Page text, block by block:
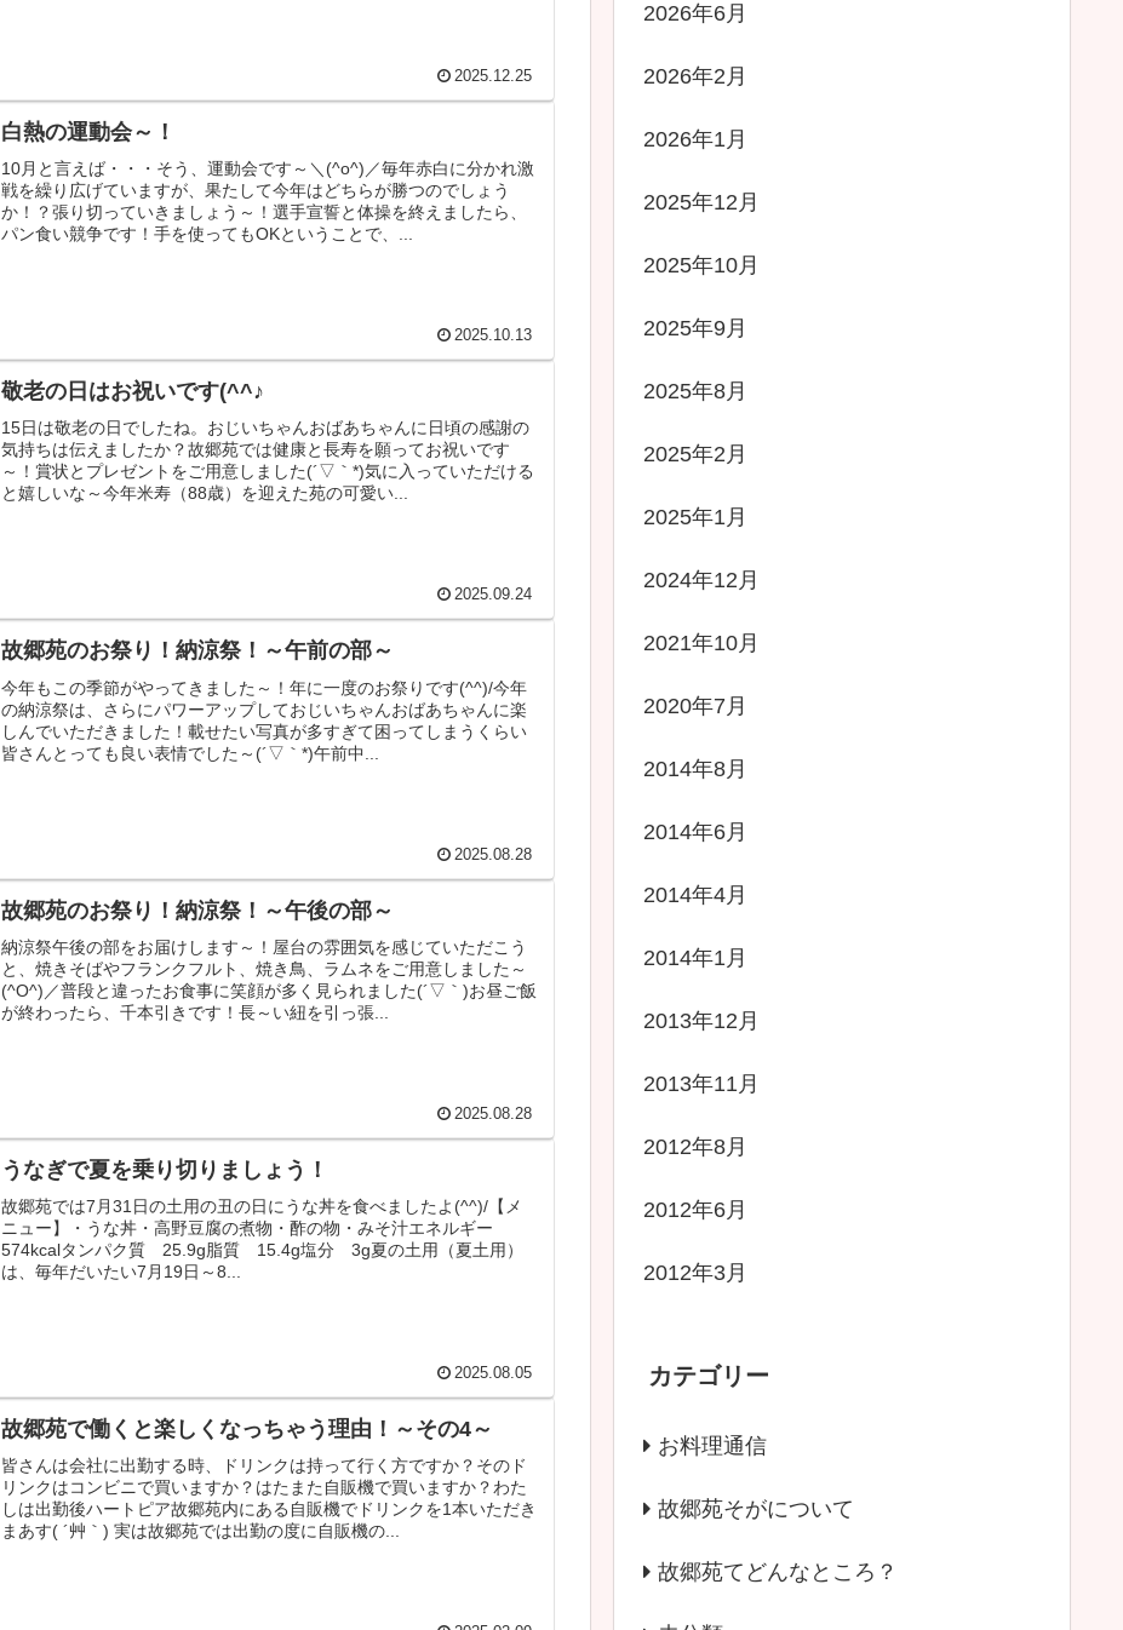
2025.12.25
白熱の運動会～！
10月と言えば・・・そう、運動会です～＼(^o^)／毎年赤白に分かれ激
戦を繰り広げていますが、果たして今年はどちらが勝つのでしょう
か！？張り切っていきましょう～！選手宣誓と体操を終えましたら、
パン食い競争です！手を使ってもOKということで、...
2025.10.13
敬老の日はお祝いです(^^♪
15日は敬老の日でしたね。おじいちゃんおばあちゃんに日頃の感謝の
気持ちは伝えましたか？故郷苑では健康と長寿を願ってお祝いです
～！賞状とプレゼントをご用意しました(´▽｀*)気に入っていただける
と嬉しいな～今年米寿（88歳）を迎えた苑の可愛い...
2025.09.24
故郷苑のお祭り！納涼祭！～午前の部～
今年もこの季節がやってきました～！年に一度のお祭りです(^^)/今年
の納涼祭は、さらにパワーアップしておじいちゃんおばあちゃんに楽
しんでいただきました！載せたい写真が多すぎて困ってしまうくらい
皆さんとっても良い表情でした～(´▽｀*)午前中...
2025.08.28
故郷苑のお祭り！納涼祭！～午後の部～
納涼祭午後の部をお届けします～！屋台の雰囲気を感じていただこう
と、焼きそばやフランクフルト、焼き鳥、ラムネをご用意しました～
(^O^)／普段と違ったお食事に笑顔が多く見られました(´▽｀)お昼ご飯
が終わったら、千本引きです！長～い紐を引っ張...
2025.08.28
うなぎで夏を乗り切りましょう！
故郷苑では7月31日の土用の丑の日にうな丼を食べましたよ(^^)/【メ
ニュー】・うな丼・高野豆腐の煮物・酢の物・みそ汁エネルギー
574kcalタンパク質 25.9g脂質 15.4g塩分 3g夏の土用（夏土用）
は、毎年だいたい7月19日～8...
2025.08.05
故郷苑で働くと楽しくなっちゃう理由！～その4～
皆さんは会社に出勤する時、ドリンクは持って行く方ですか？そのド
リンクはコンビニで買いますか？はたまた自販機で買いますか？わた
しは出勤後ハートピア故郷苑内にある自販機でドリンクを1本いただき
まあす( ´艸｀) 実は故郷苑では出勤の度に自販機の...
2026年6月
2026年2月
2026年1月
2025年12月
2025年10月
2025年9月
2025年8月
2025年2月
2025年1月
2024年12月
2021年10月
2020年7月
2014年8月
2014年6月
2014年4月
2014年1月
2013年12月
2013年11月
2012年8月
2012年6月
2012年3月
カテゴリー
お料理通信
故郷苑そがについて
故郷苑てどんなところ？